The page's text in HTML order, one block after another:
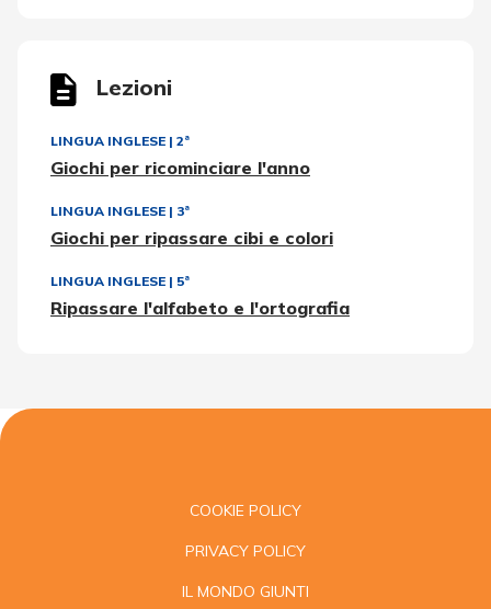
Lezioni
LINGUA INGLESE | 2ª
Giochi per ricominciare l'anno
LINGUA INGLESE | 3ª
Giochi per ripassare cibi e colori
LINGUA INGLESE | 5ª
Ripassare l'alfabeto e l'ortografia
COOKIE POLICY
PRIVACY POLICY
IL MONDO GIUNTI